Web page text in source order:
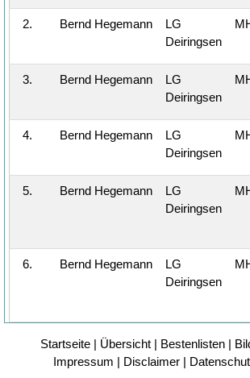
2. Bernd Hegemann
LG
Deiringsen
3. Bernd Hegemann
LG
Deiringsen
4. Bernd Hegemann
LG
Deiringsen
5. Bernd Hegemann
LG
Deiringsen
6. Bernd Hegemann
LG
Deiringsen
Startseite | Übersicht | Bestenlisten |
Impressum | Disclaimer |